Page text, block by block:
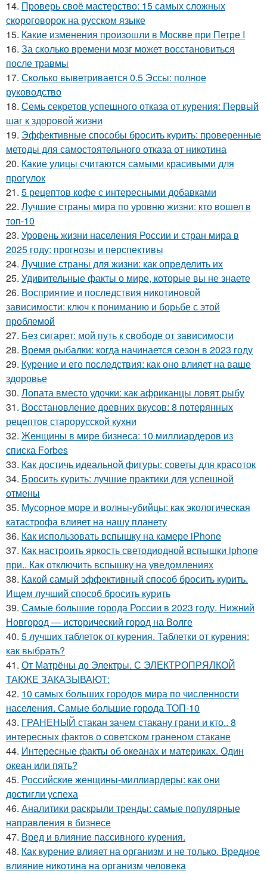
14. Проверь своё мастерство: 15 самых сложных
скороговорок на русском языке
15. Какие изменения произошли в Москве при Петре I
16. За сколько времени мозг может восстановиться
после травмы
17. Сколько выветривается 0.5 Эссы: полное
руководство
18. Семь секретов успешного отказа от курения: Первый
шаг к здоровой жизни
19. Эффективные способы бросить курить: проверенные
методы для самостоятельного отказа от никотина
20. Какие улицы считаются самыми красивыми для
прогулок
21. 5 рецептов кофе с интересными добавками
22. Лучшие страны мира по уровню жизни: кто вошел в
топ-10
23. Уровень жизни населения России и стран мира в
2025 году: прогнозы и перспективы
24. Лучшие страны для жизни: как определить их
25. Удивительные факты о мире, которые вы не знаете
26. Восприятие и последствия никотиновой
зависимости: ключ к пониманию и борьбе с этой
проблемой
27. Без сигарет: мой путь к свободе от зависимости
28. Время рыбалки: когда начинается сезон в 2023 году
29. Курение и его последствия: как оно влияет на ваше
здоровье
30. Лопата вместо удочки: как африканцы ловят рыбу
31. Восстановление древних вкусов: 8 потерянных
рецептов старорусской кухни
32. Женщины в мире бизнеса: 10 миллиардеров из
списка Forbes
33. Как достичь идеальной фигуры: советы для красоток
34. Бросить курить: лучшие практики для успешной
отмены
35. Мусорное море и волны-убийцы: как экологическая
катастрофа влияет на нашу планету
36. Как использовать вспышку на камере iPhone
37. Как настроить яркость светодиодной вспышки iphone
при.. Как отключить вспышку на уведомлениях
38. Какой самый эффективный способ бросить курить.
Ищем лучший способ бросить курить
39. Самые большие города России в 2023 году. Нижний
Новгород — исторический город на Волге
40. 5 лучших таблеток от курения. Таблетки от курения:
как выбрать?
41. От Матрёны до Электры. С ЭЛЕКТРОПРЯЛКОЙ
ТАКЖЕ ЗАКАЗЫВАЮТ:
42. 10 самых больших городов мира по численности
населения. Самые большие города ТОП-10
43. ГРАНЕНЫЙ стакан зачем стакану грани и кто.. 8
интересных фактов о советском граненом стакане
44. Интересные факты об океанах и материках. Один
океан или пять?
45. Российские женщины-миллиардеры: как они
достигли успеха
46. Аналитики раскрыли тренды: самые популярные
направления в бизнесе
47. Вред и влияние пассивного курения.
48. Как курение влияет на организм и не только. Вредное
влияние никотина на организм человека